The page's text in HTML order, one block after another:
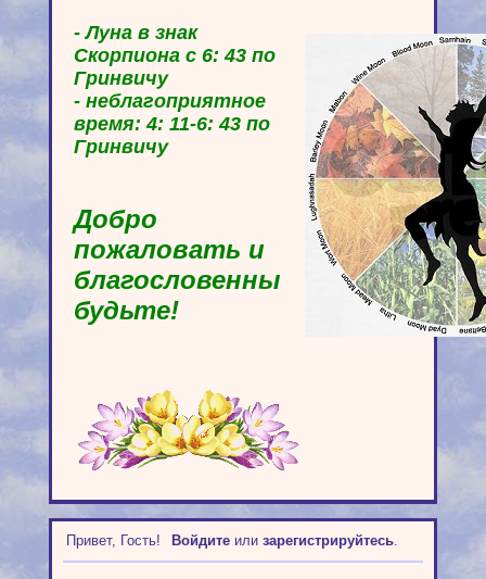
- Луна в знак
Скорпиона с 6: 43 по
Гринвичу
- неблагоприятное
время: 4: 11-6: 43 по
Гринвичу
Добро
пожаловать и
благословенны
будьте!
Привет, Гость! Войдитеили зарегистрируйтесь.